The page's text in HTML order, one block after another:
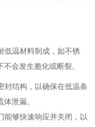
低温材料制成，如不锈
会发生脆化或断裂。
封结构，以确保在低温条
泄漏。
能够快速响应并关闭，以